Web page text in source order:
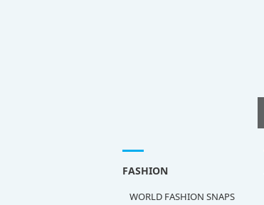
FASHION
WORLD FASHION SNAPS